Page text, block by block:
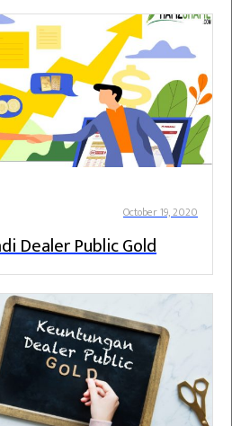
October 19, 2020
Dealer Public Gold